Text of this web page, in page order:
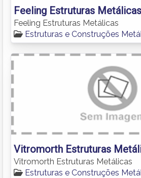
Feeling Estruturas Metálicas
Feeling Estruturas Metálicas
Estruturas e Construções
Vitromorth Estruturas
Vitromorth Estruturas Metálicas
Estruturas e Construções